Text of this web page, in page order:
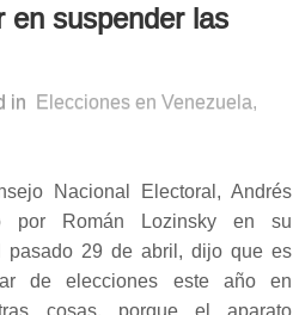
en suspender las
in Elecciones en Venezuela,
Nacional Electoral, Andrés
por Román Lozinsky en su
pasado 29 de abril, dijo que es
de elecciones este año en
cosas, porque el aparato